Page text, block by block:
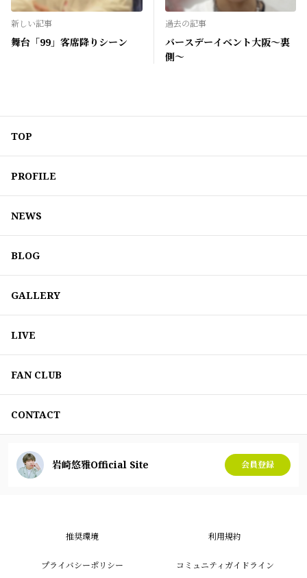
新しい記事
舞台「99」客席降りシーン
過去の記事
バースデーイベント大阪〜裏
側〜
TOP
PROFILE
NEWS
BLOG
GALLERY
LIVE
FAN CLUB
CONTACT
岩崎悠雅Official Site 会員登録
推奨環境 利用規約
プライバシーポリシー コミュニティガイドライン